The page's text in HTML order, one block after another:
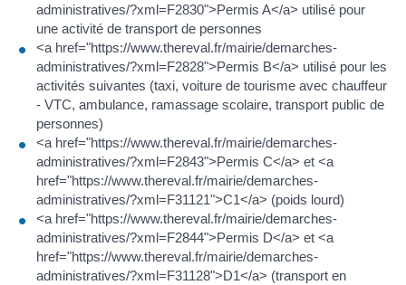
administratives/?xml=F2830">Permis A</a> utilisé pour
une activité de transport de personnes
<a href="https://www.thereval.fr/mairie/demarches-
administratives/?xml=F2828">Permis B</a> utilisé pour les
activités suivantes (taxi, voiture de tourisme avec chauffeur
- VTC, ambulance, ramassage scolaire, transport public de
personnes)
<a href="https://www.thereval.fr/mairie/demarches-
administratives/?xml=F2843">Permis C</a> et <a
href="https://www.thereval.fr/mairie/demarches-
administratives/?xml=F31121">C1</a> (poids lourd)
<a href="https://www.thereval.fr/mairie/demarches-
administratives/?xml=F2844">Permis D</a> et <a
href="https://www.thereval.fr/mairie/demarches-
administratives/?xml=F31128">D1</a> (transport en